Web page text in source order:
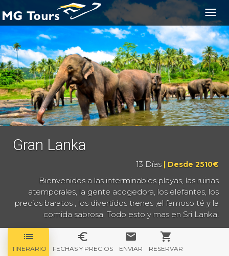
Gran Lanka
13 Días | Desde 2510€
Bienvenidos a las interminables playas, las ruinas
atemporales, la gente acogedora, los elefantes, los
precios baratos , los divertidos trenes ,el famoso té y la
comida sabrosa. Todo esto y mas en Sri Lanka!
list
ITINERARIO
euro_symbol
FECHAS Y PRECIOS
email
ENVIAR
shopping_cart
RESERVAR